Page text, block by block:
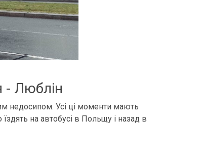
- Люблін
недосипом. Усі ці моменти мають
на автобусі в Польщу і назад в